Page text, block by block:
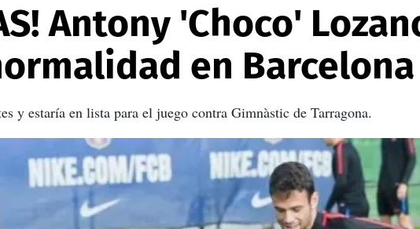
Antony 'Choco'
en Barcelona
y estaría en lista para el juego contra Gimnàstic de Tarragona.